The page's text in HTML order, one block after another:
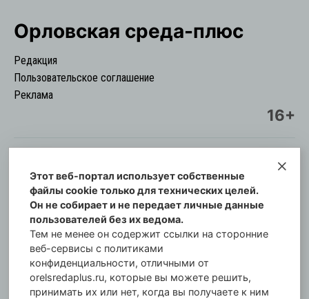
Орловская cреда-плюс
Редакция
Пользовательское соглашение
Реклама
16+
© Информационный городской портал
Орловская cреда-плюс, 2021-2026
Свидетельство о регистрации СМИ: ПИ №57-
00254 от 29 октября 2013 г.
Газета зарегистрирована Управлением
Федеральной службы по надзору в сфере связи,
информационных технологий и массовых
коммуникаций по Орловской области.
Этот веб-портал использует собственные
файлы cookie только для технических целей.
Он не собирает и не передает личные данные
пользователей без их ведома.
Тем не менее он содержит ссылки на сторонние
веб-сервисы с политиками
конфиденциальности, отличными от
orelsredaplus.ru, которые вы можете решить,
принимать их или нет, когда вы получаете к ним